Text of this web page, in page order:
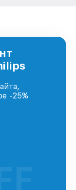
-25%